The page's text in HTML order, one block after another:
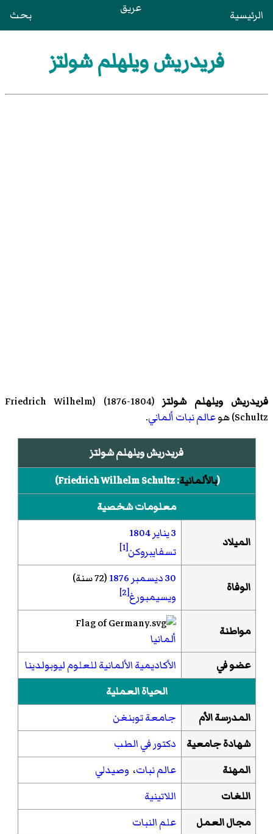
الرئيسية عريق بحث
فريدريش ويلهلم شولتز
فريدريش ويلهلم شولتز(1804-1876) (
Friedrich Wilhelm
Schultz)‏ هوعالم نباتألماني.
فريدريش ويلهلم شولتز
(بالألمانية:
Friedrich Wilhelm Schultz
)‏
معلومات شخصية
الميلاد
3 يناير
1804
تسفايبروكن[1]
الوفاة
30 ديسمبر 1876(72 سنة)
ويسيمبورغ[2]
مواطنة
ألمانيا
عضو في
الأكاديمية الألمانية للعلوم ليوبولدينا
الحياة العملية
المدرسة الأم
جامعة توبنغن
شهادة جامعية
دكتور في الطب
المهنة
عالم نبات، وصيدلي
اللغات
اللاتينية
مجال العمل
علم النبات